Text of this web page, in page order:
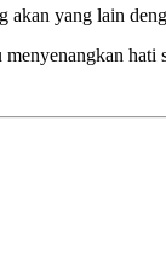
akan yang lain
hati